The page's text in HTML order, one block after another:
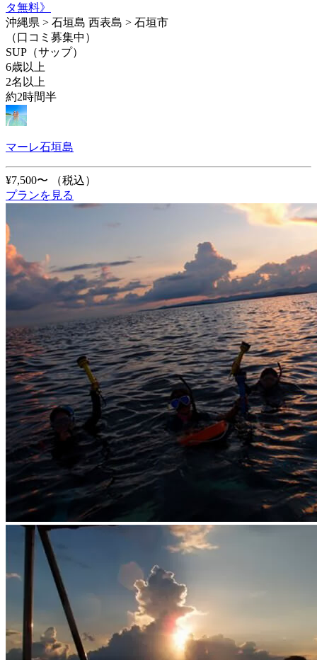
タ無料》
沖縄県 > 石垣島 西表島 > 石垣市
（口コミ募集中）
SUP（サップ）
6歳以上
2名以上
約2時間半
マーレ石垣島
¥7,500〜
（税込）
プランを見る